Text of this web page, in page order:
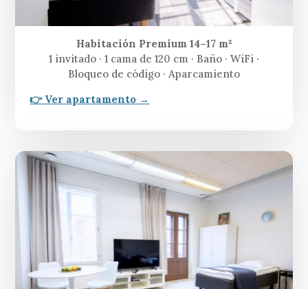
Habitación Premium 14–17 m²
1 invitado · 1 cama de 120 cm · Baño · WiFi ·
Bloqueo de código · Aparcamiento
👉 Ver apartamento →